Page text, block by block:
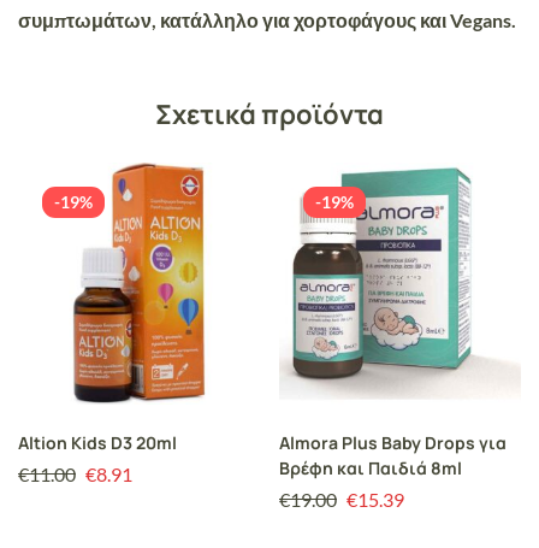
συμπτωμάτων, κατάλληλο για χορτοφάγους και Vegans.
Σχετικά προϊόντα
-19%
Altion Kids D3 20ml
€11.00 €8.91
-19%
Almora Plus Baby Drops για
Βρέφη και Παιδιά 8ml
€19.00 €15.39